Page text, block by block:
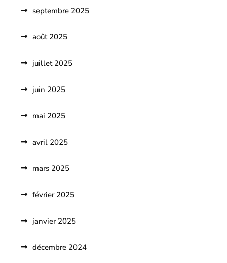
septembre 2025
août 2025
juillet 2025
juin 2025
mai 2025
avril 2025
mars 2025
février 2025
janvier 2025
décembre 2024